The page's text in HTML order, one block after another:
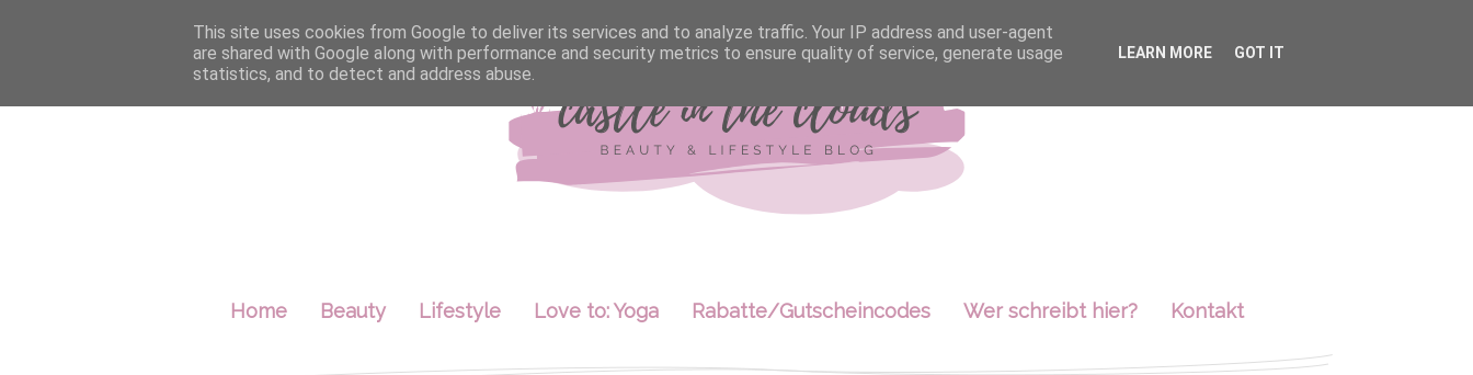
Home Beauty Lifestyle Love to: Yoga Rabatte/Gutscheincodes Wer schreibt hier? Kontakt
This site uses cookies from Google to deliver its services and to analyze traffic. Your IP address and user-agent
are shared with Google along with performance and security metrics to ensure quality of service, generate usage
statistics, and to detect and address abuse.
LEARN MORE GOT IT